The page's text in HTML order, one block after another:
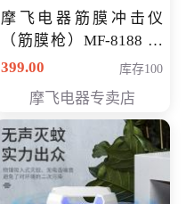
摩飞电器筋膜冲击仪
（筋膜枪）MF-8188 会
员专享价268元
399.00 库存100
摩飞电器专卖店